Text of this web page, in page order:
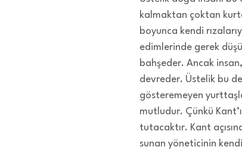
kalmaktan çoktan
boyunca kendi
edimlerinde gerek
bahşeder. Ancak
devreder. Üstelik bu
gösteremeyen
mutludur. Çünkü
tutacaktır. Kant
sunan yöneticinin